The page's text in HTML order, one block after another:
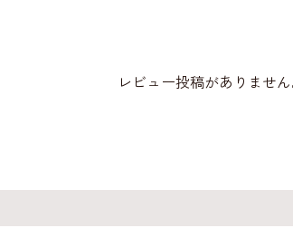
レビュー投稿がありませ